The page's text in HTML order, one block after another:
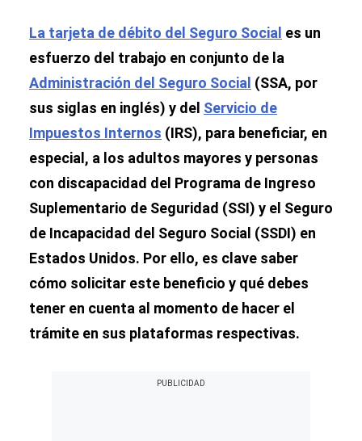
La tarjeta de débito del Seguro Social es un
esfuerzo del trabajo en conjunto de la
Administración del Seguro Social (SSA, por
sus siglas en inglés) y del Servicio de
Impuestos Internos (IRS), para beneficiar, en
especial, a los adultos mayores y personas
con discapacidad del Programa de Ingreso
Suplementario de Seguridad (SSI) y el Seguro
de Incapacidad del Seguro Social (SSDI) en
Estados Unidos. Por ello, es clave saber
cómo solicitar este beneficio y qué debes
tener en cuenta al momento de hacer el
trámite en sus plataformas respectivas.